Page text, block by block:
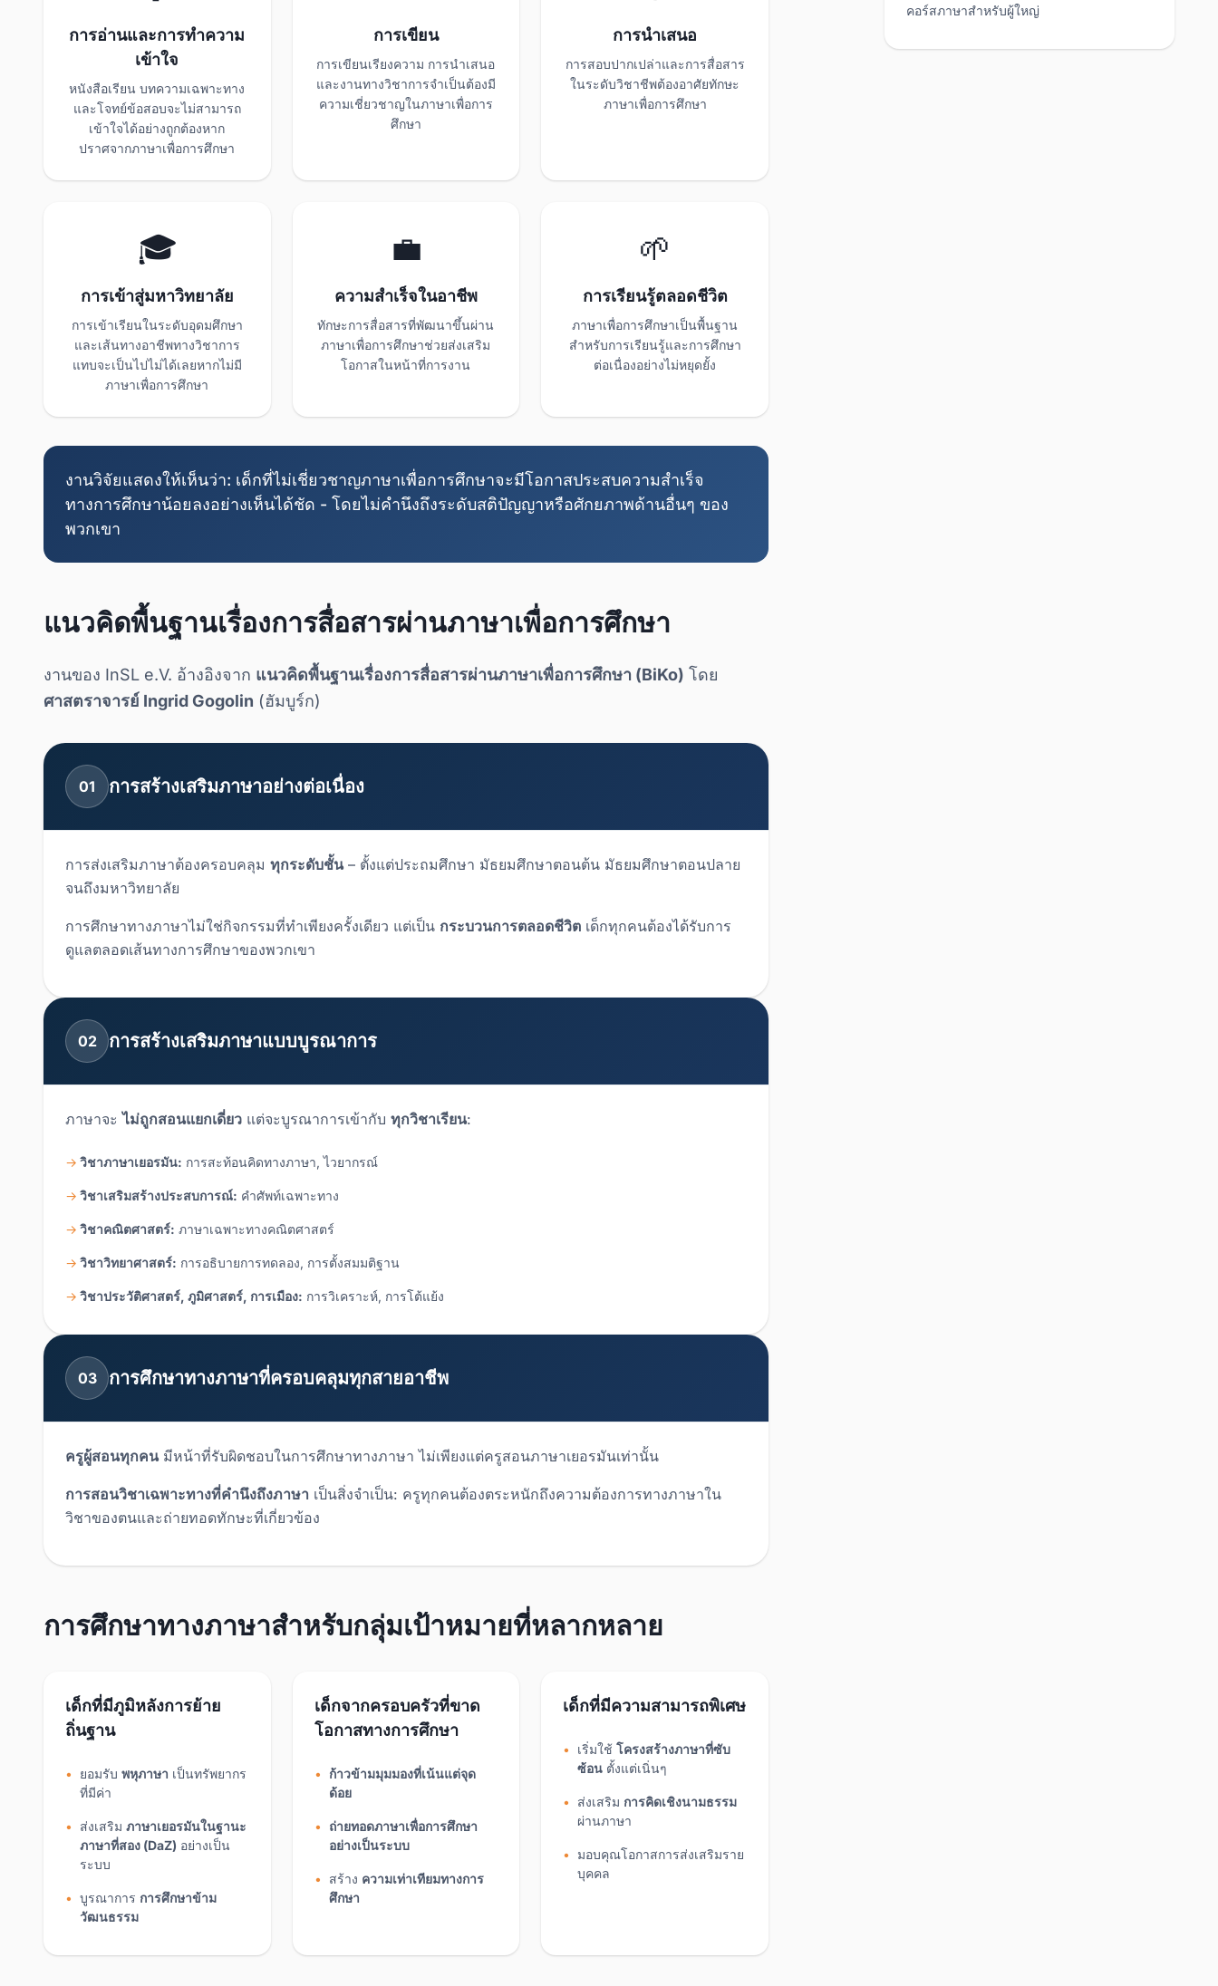
การอ่านและการทำความ
เข้าใจ
หนังสือเรียน บทความเฉพาะทาง
และโจทย์ข้อสอบจะไม่สามารถ
เข้าใจได้อย่างถูกต้องหาก
ปราศจากภาษาเพื่อการศึกษา
การเขียน
การเขียนเรียงความ การนำเสนอ
และงานทางวิชาการจำเป็นต้องมี
ความเชี่ยวชาญในภาษาเพื่อการ
ศึกษา
การนำเสนอ
การสอบปากเปล่าและการสื่อสาร
ในระดับวิชาชีพต้องอาศัยทักษะ
ภาษาเพื่อการศึกษา
🎓
การเข้าสู่มหาวิทยาลัย
การเข้าเรียนในระดับอุดมศึกษา
และเส้นทางอาชีพทางวิชาการ
แทบจะเป็นไปไม่ได้เลยหากไม่มี
ภาษาเพื่อการศึกษา
💼
ความสำเร็จในอาชีพ
ทักษะการสื่อสารที่พัฒนาขึ้นผ่าน
ภาษาเพื่อการศึกษาช่วยส่งเสริม
โอกาสในหน้าที่การงาน
🌱
การเรียนรู้ตลอดชีวิต
ภาษาเพื่อการศึกษาเป็นพื้นฐาน
สำหรับการเรียนรู้และการศึกษา
ต่อเนื่องอย่างไม่หยุดยั้ง
งานวิจัยแสดงให้เห็นว่า: เด็กที่ไม่เชี่ยวชาญภาษาเพื่อการศึกษาจะมีโอกาสประสบความสำเร็จ
ทางการศึกษาน้อยลงอย่างเห็นได้ชัด - โดยไม่คำนึงถึงระดับสติปัญญาหรือศักยภาพด้านอื่นๆ ของ
พวกเขา
แนวคิดพื้นฐานเรื่องการสื่อสารผ่านภาษาเพื่อการศึกษา
งานของ InSL e.V. อ้างอิงจาก แนวคิดพื้นฐานเรื่องการสื่อสารผ่านภาษาเพื่อการศึกษา (BiKo) โดย
ศาสตราจารย์ Ingrid Gogolin (ฮัมบูร์ก)
01 การสร้างเสริมภาษาอย่างต่อเนื่อง
การส่งเสริมภาษาต้องครอบคลุม ทุกระดับชั้น– ตั้งแต่ประถมศึกษา มัธยมศึกษาตอนต้น มัธยมศึกษาตอนปลาย
จนถึงมหาวิทยาลัย
การศึกษาทางภาษาไม่ใช่กิจกรรมที่ทำเพียงครั้งเดียว แต่เป็น กระบวนการตลอดชีวิต เด็กทุกคนต้องได้รับการ
ดูแลตลอดเส้นทางการศึกษาของพวกเขา
02 การสร้างเสริมภาษาแบบบูรณาการ
ภาษาจะไม่ถูกสอนแยกเดี่ยว แต่จะบูรณาการเข้ากับ ทุกวิชาเรียน:
วิชาภาษาเยอรมัน: การสะท้อนคิดทางภาษา, ไวยากรณ์
วิชาเสริมสร้างประสบการณ์: คำศัพท์เฉพาะทาง
วิชาคณิตศาสตร์: ภาษาเฉพาะทางคณิตศาสตร์
วิชาวิทยาศาสตร์: การอธิบายการทดลอง, การตั้งสมมติฐาน
วิชาประวัติศาสตร์, ภูมิศาสตร์, การเมือง: การวิเคราะห์, การโต้แย้ง
03 การศึกษาทางภาษาที่ครอบคลุมทุกสายอาชีพ
ครูผู้สอนทุกคนมีหน้าที่รับผิดชอบในการศึกษาทางภาษา ไม่เพียงแต่ครูสอนภาษาเยอรมันเท่านั้น
การสอนวิชาเฉพาะทางที่คำนึงถึงภาษา เป็นสิ่งจำเป็น: ครูทุกคนต้องตระหนักถึงความต้องการทางภาษาใน
วิชาของตนและถ่ายทอดทักษะที่เกี่ยวข้อง
การศึกษาทางภาษาสำหรับกลุ่มเป้าหมายที่หลากหลาย
เด็กที่มีภูมิหลังการย้าย
ถิ่นฐาน
ยอมรับ พหุภาษา เป็นทรัพยากร
ที่มีค่า
ส่งเสริม ภาษาเยอรมันในฐานะ
ภาษาที่สอง (DaZ) อย่างเป็น
ระบบ
บูรณาการ การศึกษาข้าม
วัฒนธรรม
เด็กจากครอบครัวที่ขาด
โอกาสทางการศึกษา
ก้าวข้ามมุมมองที่เน้นแต่จุด
ด้อย
ถ่ายทอดภาษาเพื่อการศึกษา
อย่างเป็นระบบ
สร้าง ความเท่าเทียมทางการ
ศึกษา
เด็กที่มีความสามารถพิเศษ
เริ่มใช้โครงสร้างภาษาที่ซับ
ซ้อน ตั้งแต่เนิ่นๆ
ส่งเสริม การคิดเชิงนามธรรม
ผ่านภาษา
มอบคุณโอกาสการส่งเสริมราย
บุคคล
คอร์สภาษาสำหรับผู้ใหญ่